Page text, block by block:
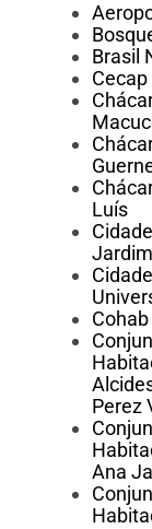
Brasil
Cecap
Luís
Cidade
Jardim
Cidade
Cohab
Perez
Ana